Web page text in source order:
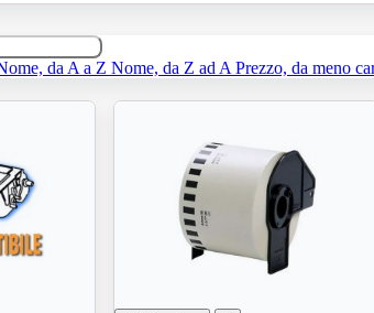
da A a Z Nome, da Z ad A Prezzo, da meno